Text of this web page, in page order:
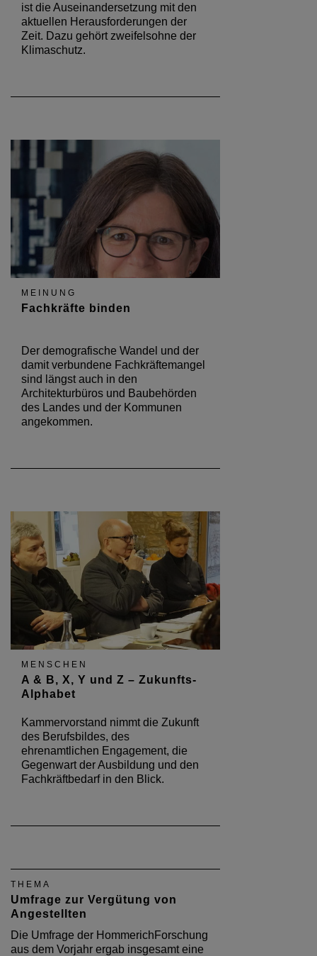
ist die Auseinandersetzung mit den
aktuellen Herausforderungen der
Zeit. Dazu gehört zweifelsohne der
Klimaschutz.
MEINUNG
Fachkräfte binden
Der demografische Wandel und der
damit verbundene Fachkräftemangel
sind längst auch in den
Architekturbüros und Baubehörden
des Landes und der Kommunen
angekommen.
MENSCHEN
A & B, X, Y und Z – Zukunfts-
Alphabet
Kammervorstand nimmt die Zukunft
des Berufsbildes, des
ehrenamtlichen Engagement, die
Gegenwart der Ausbildung und den
Fachkräftbedarf in den Blick.
THEMA
Umfrage zur Vergütung von
Angestellten
Die Umfrage der HommerichForschung
aus dem Vorjahr ergab insgesamt eine